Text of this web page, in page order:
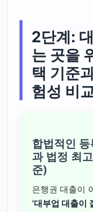
2단계:
는 곳을
택 기준
험성 비
합법적인
과 법정 최
준)
은행권 대출이
‘대부업 대출이